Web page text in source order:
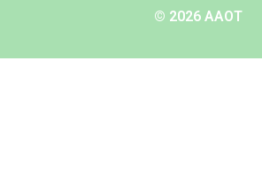
© 2026 AAOT